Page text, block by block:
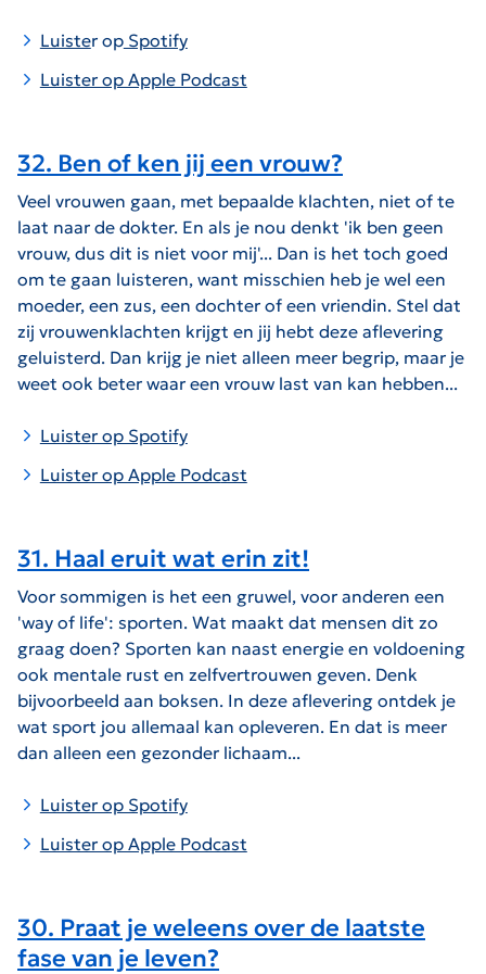
Luister opSpotify
Luister op Apple Podcast
32. Ben of ken jij een vrouw?
Veel vrouwen gaan, met bepaalde klachten, niet of te
laat naar de dokter. En als je nou denkt 'ik ben geen
vrouw, dus dit is niet voor mij'... Dan is het toch goed
om te gaan luisteren, want misschien heb je wel een
moeder, een zus, een dochter of een vriendin. Stel dat
zij vrouwenklachten krijgt en jij hebt deze aflevering
geluisterd. Dan krijg je niet alleen meer begrip, maar je
weet ook beter waar een vrouw last van kan hebben...
Luister op Spotify
Luister op Apple Podcast
31. Haal eruit wat erin zit!
Voor sommigen is het een gruwel, voor anderen een
'way of life': sporten. Wat maakt dat mensen dit zo
graag doen? Sporten kan naast energie en voldoening
ook mentale rust en zelfvertrouwen geven. Denk
bijvoorbeeld aan boksen. In deze aflevering ontdek je
wat sport jou allemaal kan opleveren. En dat is meer
dan alleen een gezonder lichaam...
Luister op Spotify
Luister op Apple Podcast
30. Praat je weleens over de laatste
fase van je leven?